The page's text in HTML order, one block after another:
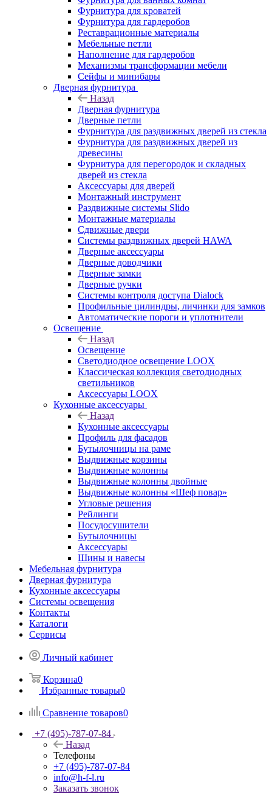
Фурнитура для кроватей
Фурнитура для гардеробов
Реставрационные материалы
Мебельные петли
Наполнение для гардеробов
Механизмы трансформации мебели
Сейфы и минибары
Дверная фурнитура
Назад
Дверная фурнитура
Дверные петли
Фурнитура для раздвижных дверей из стекла
Фурнитура для раздвижных дверей из
древесины
Фурнитура для перегородок и складных
дверей из стекла
Аксессуары для дверей
Монтажный инструмент
Раздвижные системы Slido
Монтажные материалы
Сдвижные двери
Системы раздвижных дверей HAWA
Дверные аксессуары
Дверные доводчики
Дверные замки
Дверные ручки
Системы контроля доступа Dialock
Профильные цилиндры, личинки для замков
Автоматические пороги и уплотнители
Освещение
Назад
Освещение
Светодиодное освещение LOOX
Классическая коллекция светодиодных
светильников
Аксессуары LOOX
Кухонные аксессуары
Назад
Кухонные аксессуары
Профиль для фасадов
Бутылочницы на раме
Выдвижные корзины
Выдвижные колонны
Выдвижные колонны двойные
Bыдвижные колонны «Шеф повар»
Угловые решения
Рейлинги
Посудосушители
Бутылочницы
Аксессуары
Шины и навесы
Мебельная фурнитура
Дверная фурнитура
Кухонные аксессуары
Системы освещения
Контакты
Каталоги
Сервисы
Личный кабинет
Корзина0
Избранные товары0
Сравнение товаров0
+7 (495)-787-07-84
Назад
Телефоны
+7 (495)-787-07-84
info@h-f-l.ru
Заказать звонок